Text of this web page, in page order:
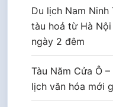
Du lịch Nam Ninh
tàu hoả từ Hà
ngày 2 đêm
Tàu Năm Cửa Ô
lịch văn hóa mới